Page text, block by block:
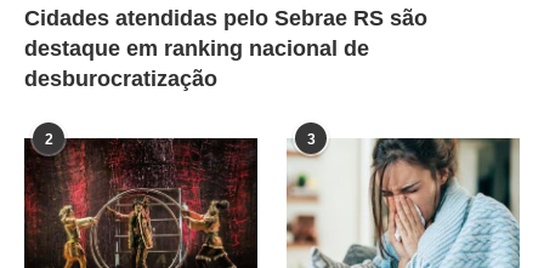
Cidades atendidas pelo Sebrae RS são
destaque em ranking nacional de
desburocratização
2 3